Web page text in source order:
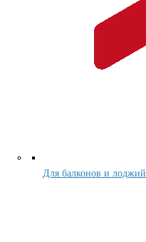
Для балконов и лоджий